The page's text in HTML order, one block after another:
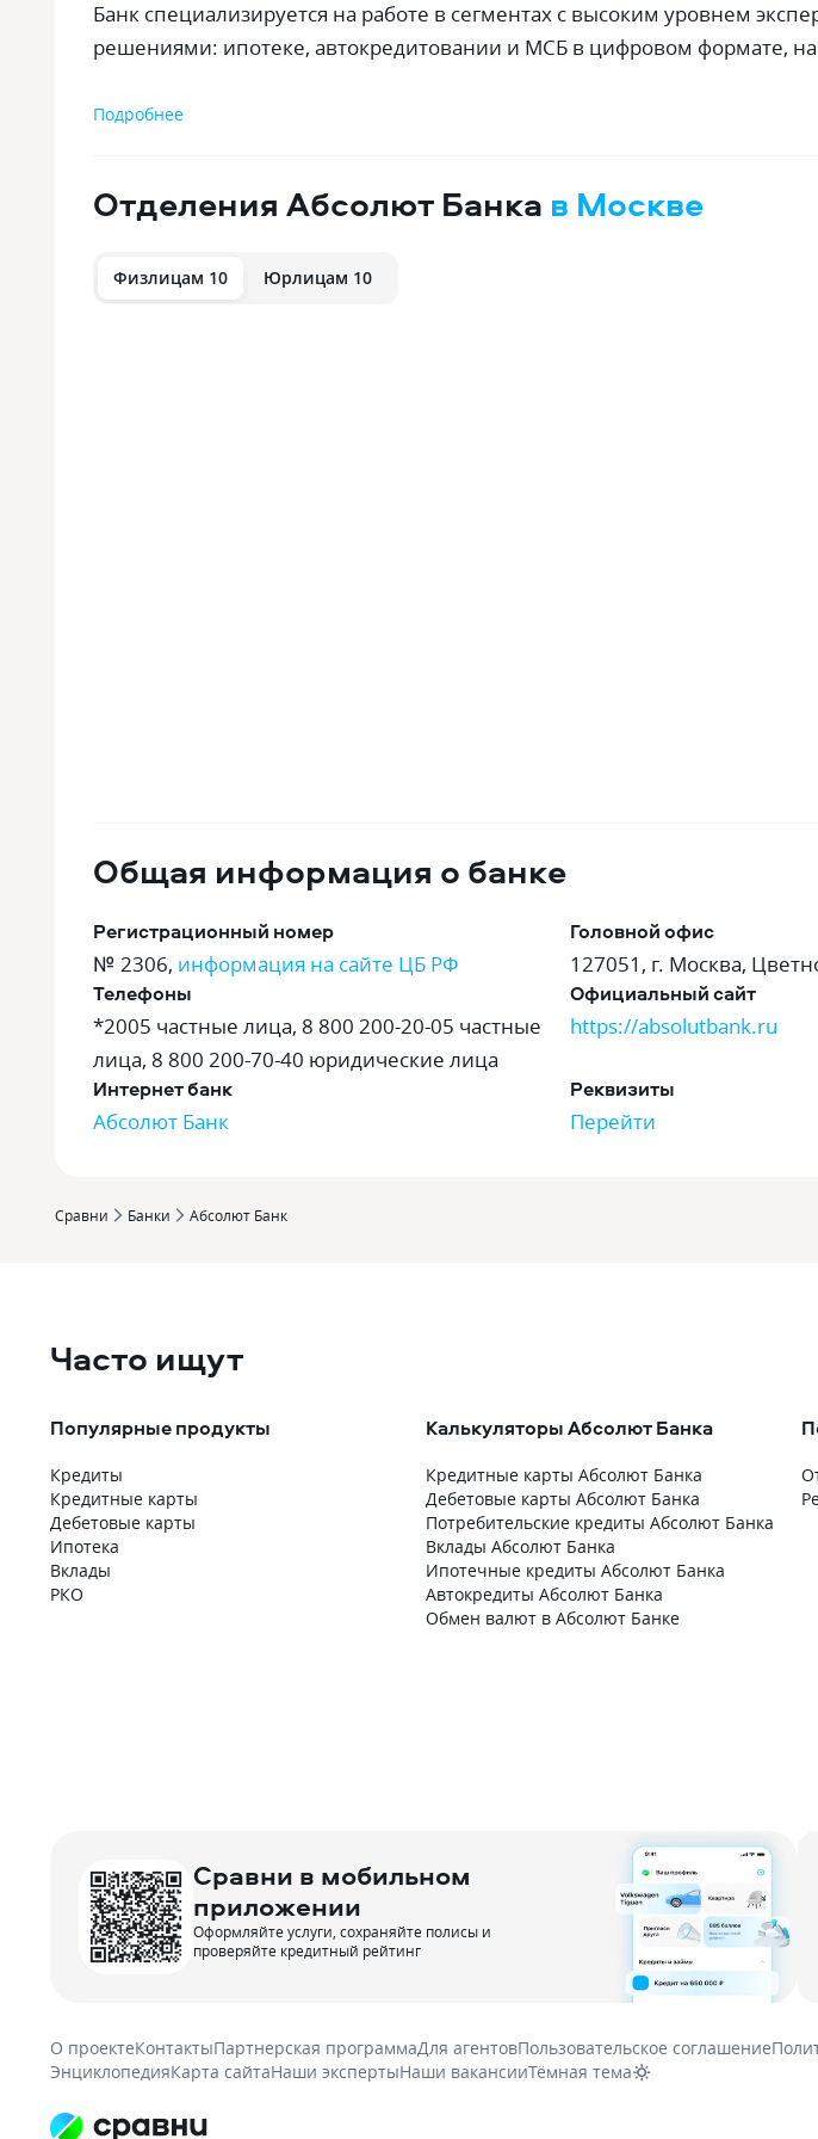
Банк специализируется на работе в сегментах с высоким уровнем
решениями: ипотеке, автокредитовании и МСБ в цифровом формате,
Подробнее
Отделения Абсолют Банка в Москве
Физлицам 10 Юрлицам 10
Общая информация о банке
Регистрационный номер
№ 2306, информация на сайте ЦБ РФ
Головной офис
127051, г. Москва,
Телефоны
*2005 частные лица, 8 800 200-20-05 частные
лица, 8 800 200-70-40 юридические лица
Официальный сайт
https://absolutbank.ru
Интернет банк
Абсолют Банк
Реквизиты
Перейти
Сравни Банки Абсолют Банк
Часто ищут
Популярные продукты
Кредиты
Кредитные карты
Дебетовые карты
Ипотека
Вклады
РКО
Калькуляторы Абсолют Банка
Кредитные карты Абсолют Банка
Дебетовые карты Абсолют Банка
Потребительские кредиты Абсолют Банка
Вклады Абсолют Банка
Ипотечные кредиты Абсолют Банка
Автокредиты Абсолют Банка
Обмен валют в Абсолют Банке
Сравни в мобильном
приложении
Оформляйте услуги, сохраняйте полисы и
проверяйте кредитный рейтинг
О проектеКонтактыПартнерская программаДля агентовПользовательское соглашение
ЭнциклопедияКарта сайтаНаши экспертыНаши вакансииТёмная тема